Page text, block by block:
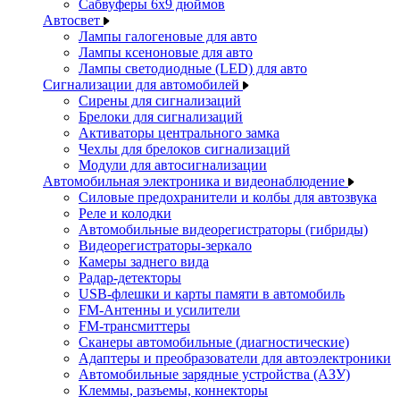
Сабвуферы 6x9 дюймов
Автосвет
Лампы галогеновые для авто
Лампы ксеноновые для авто
Лампы светодиодные (LED) для авто
Сигнализации для автомобилей
Сирены для сигнализаций
Брелоки для сигнализаций
Активаторы центрального замка
Чехлы для брелоков сигнализаций
Модули для автосигнализации
Автомобильная электроника и видеонаблюдение
Силовые предохранители и колбы для автозвука
Реле и колодки
Автомобильные видеорегистраторы (гибриды)
Видеорегистраторы-зеркало
Камеры заднего вида
Радар-детекторы
USB-флешки и карты памяти в автомобиль
FM-Антенны и усилители
FM-трансмиттеры
Сканеры автомобильные (диагностические)
Адаптеры и преобразователи для автоэлектроники
Автомобильные зарядные устройства (АЗУ)
Клеммы, разъемы, коннекторы